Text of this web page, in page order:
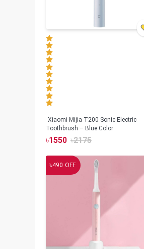
Xiaomi Mijia T200 Sonic Electric
Toothbrush – Blue Color
৳1550 ৳2175
৳490 OFF